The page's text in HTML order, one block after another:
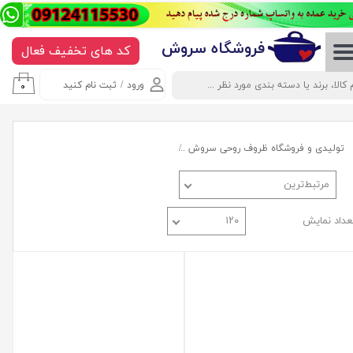
ورود / ثبت نام کنید
حساب کاربری من
تغییر گذر واژه
خروج از حساب کاربری
۰
​​​​​​​​فروشگاه سروش کد های تخفیف فعال
تولیدی و فروشگاه ظروف روحی سروش
مرتبط‌ترین
نمایش ۱۲۰